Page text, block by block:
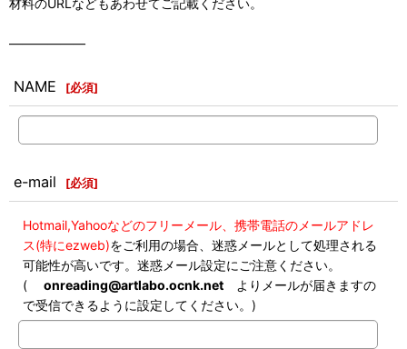
材料のURLなどもあわせてご記載ください。
――――――
NAME [必須]
e-mail [必須]
Hotmail,Yahooなどのフリーメール、携帯電話のメールアドレ
ス(特にezweb)をご利用の場合、迷惑メールとして処理される
可能性が高いです。迷惑メール設定にご注意ください。
( onreading@artlabo.ocnk.net よりメールが届きますの
で受信できるように設定してください。)